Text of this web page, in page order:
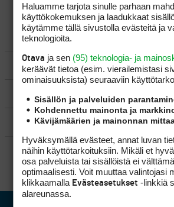
YLEISTÄ
VÄLINEET
MATKAILU
KILPAGOLF & HARJOITTELU
SÄÄNNÖT
Haluamme tarjota sinulle parhaan
käyttökokemuksen ja laadukkaat
käytämme tällä sivustolla evästeitä ja
teknologioita.
Otava ja sen (95) teknologia- ja
keräävät tietoa (esim. vierailemis­tasi
ominaisuuk­sista) seuraaviin
Sisällön ja palveluiden
Kohdennettu mainonta ja
Kävijämäärien ja mainonnan
Hyväksymällä evästeet, annat luvan
näihin käyttötarkoituksiin. Mikäli et
osa palveluista tai sisällöistä ei
optimaalisesti. Voit muuttaa valintojasi
klikkaamalla Evästeasetukset -linkkiä
alareunassa.